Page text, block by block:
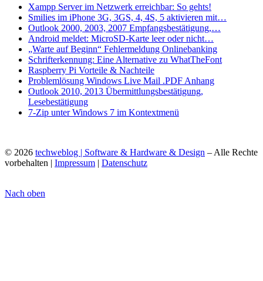
Xampp Server im Netzwerk erreichbar: So gehts!
Smilies im iPhone 3G, 3GS, 4, 4S, 5 aktivieren mit…
Outlook 2000, 2003, 2007 Empfangsbestätigung,…
Android meldet: MicroSD-Karte leer oder nicht…
„Warte auf Beginn“ Fehlermeldung Onlinebanking
Schrifterkennung: Eine Alternative zu WhatTheFont
Raspberry Pi Vorteile & Nachteile
Problemlösung Windows Live Mail .PDF Anhang
Outlook 2010, 2013 Übermittlungsbestätigung,
Lesebestätigung
7-Zip unter Windows 7 im Kontextmenü
© 2026 techweblog | Software & Hardware & Design – Alle Rechte
vorbehalten | Impressum | Datenschutz
Nach oben